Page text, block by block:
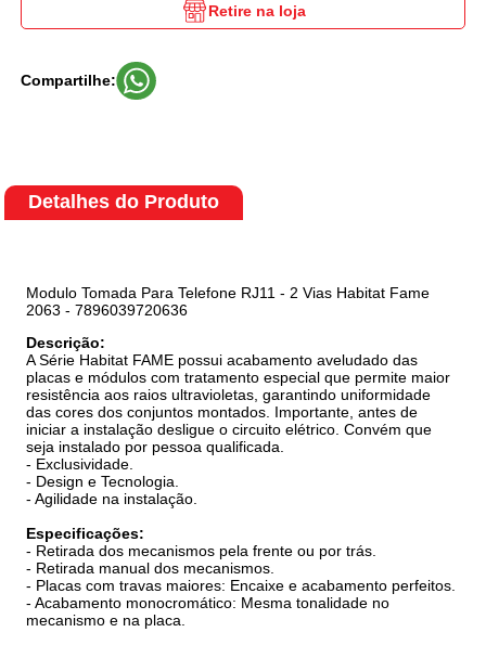
Retire na loja
Compartilhe:
Detalhes do Produto
Modulo Tomada Para Telefone RJ11 - 2 Vias Habitat Fame
2063 - 7896039720636
Descrição:
A Série Habitat FAME possui acabamento aveludado das
placas e módulos com tratamento especial que permite maior
resistência aos raios ultravioletas, garantindo uniformidade
das cores dos conjuntos montados. Importante, antes de
iniciar a instalação desligue o circuito elétrico. Convém que
seja instalado por pessoa qualificada.
- Exclusividade.
- Design e Tecnologia.
- Agilidade na instalação.
Especificações:
- Retirada dos mecanismos pela frente ou por trás.
- Retirada manual dos mecanismos.
- Placas com travas maiores: Encaixe e acabamento perfeitos.
- Acabamento monocromático: Mesma tonalidade no
mecanismo e na placa.